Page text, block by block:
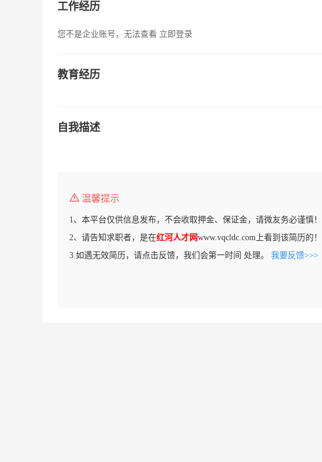
工作经历
您不是企业账号，无法查看 立即登录
教育经历
自我描述
温馨提示
1、本平台仅供信息发布，不会收取押金、保证金，请微友务必谨慎！
2、请告知求职者，是在红河人才网www.vqcldc.com上看到该简历的！
3.如遇无效简历，请点击反馈，我们会第一时间 处理。 我要反馈>>>